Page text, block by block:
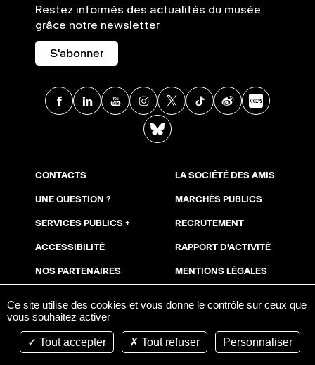
Restez informés des actualités du musée
grâce notre newsletter
S'abonner
Facebook
LinkedinYoutubeInstagram
X TikTokWeibo
CONTACTS
UNE QUESTION ?
SERVICES PUBLICS +
ACCESSIBILITÉ
NOS PARTENAIRES
ESPACE PRESSE
LA SOCIÉTÉ DES AMIS
MARCHÉS PUBLICS
RECRUTEMENT
RAPPORT D'ACTIVITÉ
MENTIONS LÉGALES
Ce site utilise des cookies et vous donne le contrôle sur ceux que
vous souhaitez activer
Tout accepter Tout refuser Personnaliser